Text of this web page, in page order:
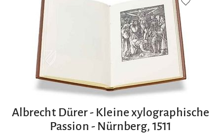
Albrecht Dürer - Kleine xylographische
Passion - Nürnberg, 1511